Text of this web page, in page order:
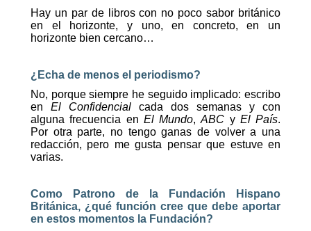
Hay un par de libros con no poco sabor británico
en el horizonte, y uno, en concreto, en un
horizonte bien cercano…
¿Echa de menos el periodismo?
No, porque siempre he seguido implicado: escribo
en El Confidencial cada dos semanas y con
alguna frecuencia en El Mundo,ABC y El País.
Por otra parte, no tengo ganas de volver a una
redacción, pero me gusta pensar que estuve en
varias.
Como Patrono de la Fundación Hispano
Británica, ¿qué función cree que debe aportar
en estos momentos la Fundación?